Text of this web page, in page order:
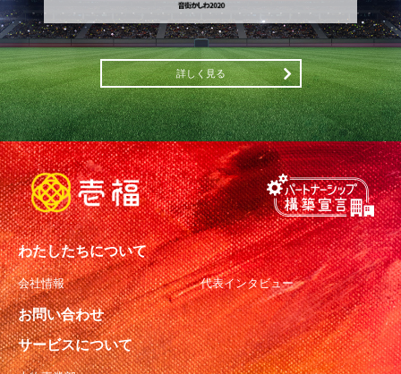
詳しく見る
わたしたちについて
会社情報 代表インタビュー
お問い合わせ
サービスについて